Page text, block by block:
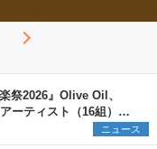
祭2026』Olive Oil、
ーティスト（16組）を
ニュース